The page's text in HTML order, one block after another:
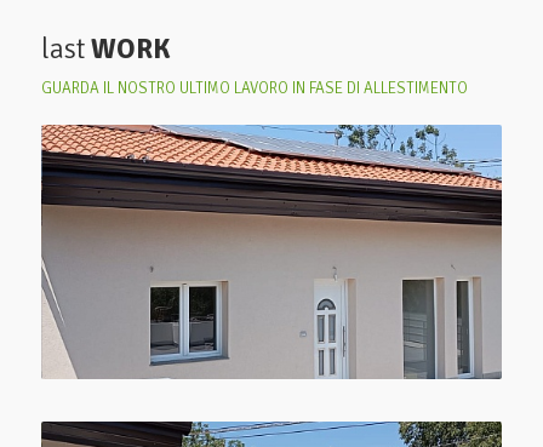
lastWORK
GUARDA IL NOSTRO ULTIMO LAVORO IN FASE DI ALLESTIMENTO